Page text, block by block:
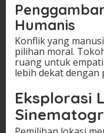
Humanis
Konflik yang
pilihan moral.
ruang untuk
lebih dekat dengan
Eksplorasi